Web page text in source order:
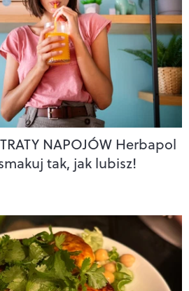
NAPOJÓW Herbapol
tak, jak lubisz!